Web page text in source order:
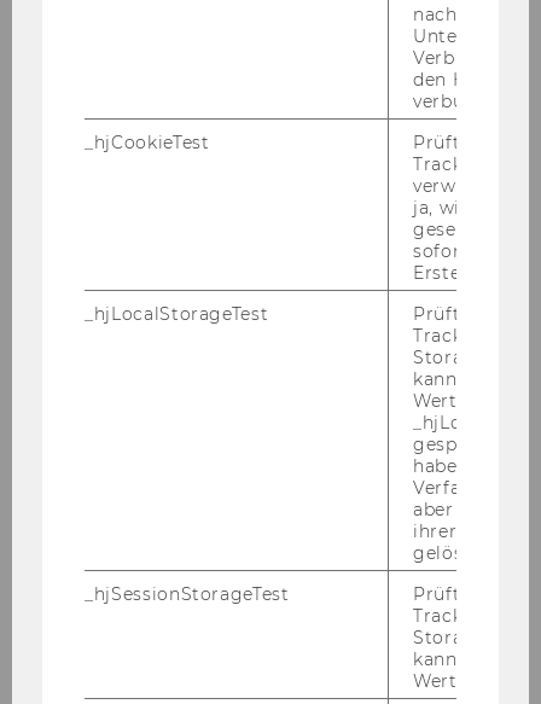
Ab­ge­schlos­se­ne kauf­män­ni­sche Aus­bil­dung
Ma­tu­ra (vor­zugs­wei­se HAK) er­wünscht
Ein­schlä­gi­ge Be­rufs­er­fah­rung
Sehr gute IT-​Anwender/in­nen­kennt­nis­se (MS
Sehr gute Kom­mu­ni­ka­ti­ons­fä­hig­keit
Ver­läss­lich­keit, Ge­nau­ig­keit und Or­ga­ni­sa­ti­ons­
Bitte bewerben Sie sich auf unserer Homepage
unter
http://www.wu.ac.at/jobs
nach einer
Verbindung
den Hotjar-
verbunden
_hjCookieTest
Prüft, ob der
Tracking
verwenden
ja, wird ein
gesetzt. Wird
sofort nach
Erstellung
_hjLocalStorageTest
Prüft, ob der
Tracking
Storage
kann. Wenn
Wert 1
haben keine
Verfallszeit,
aber fast
ihrer
gelöscht.
_hjSessionStorageTest
Prüft, ob der
Tracking
Storage
kann. Wenn
Wert von 1